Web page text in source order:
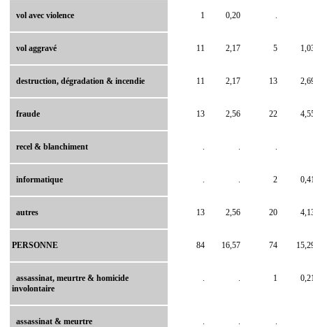
vol avec violence 1 0,20
vol aggravé 11 2,17 5
destruction, dégradation & incendie 11 2,17 13
fraude 13 2,56 22
recel & blanchiment
informatique 2
autres 13 2,56 20
PERSONNE 84 16,57 74
assassinat, meurtre & homicide
involontaire
1
assassinat & meurtre